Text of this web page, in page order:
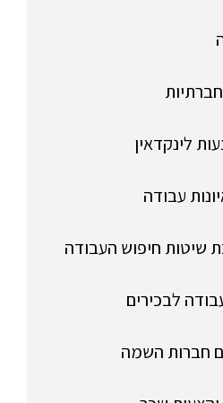
לינקדאין
עבודה
שיטות חיפוש העבודה
לבכירים
חברות השמה